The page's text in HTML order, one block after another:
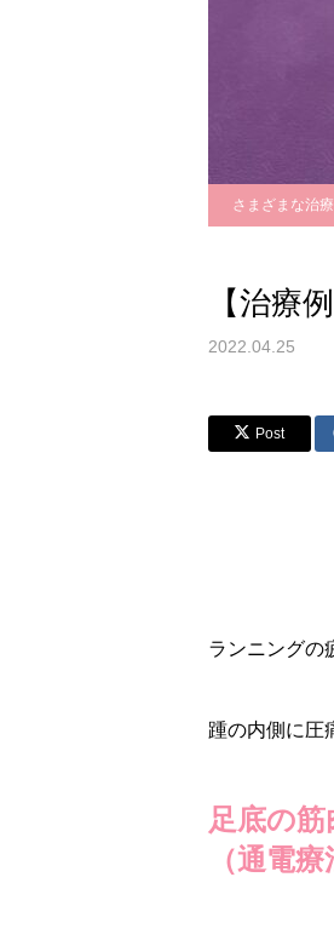
さまざまな治療
【治療
2022.04.25
Post
ランニングの
踵の内側に圧
足底の
（通電療